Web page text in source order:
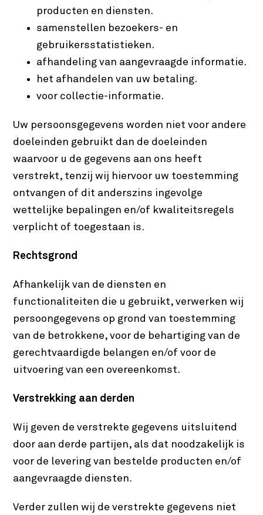
producten en diensten.
samenstellen bezoekers- en
gebruikersstatistieken.
afhandeling van aangevraagde informatie.
het afhandelen van uw betaling.
voor collectie-informatie.
Uw persoonsgegevens worden niet voor andere
doeleinden gebruikt dan de doeleinden
waarvoor u de gegevens aan ons heeft
verstrekt, tenzij wij hiervoor uw toestemming
ontvangen of dit anderszins ingevolge
wettelijke bepalingen en/of kwaliteitsregels
verplicht of toegestaan is.
Rechtsgrond
Afhankelijk van de diensten en
functionaliteiten die u gebruikt, verwerken wij
persoongegevens op grond van toestemming
van de betrokkene, voor de behartiging van de
gerechtvaardigde belangen en/of voor de
uitvoering van een overeenkomst.
Verstrekking aan derden
Wij geven de verstrekte gegevens uitsluitend
door aan derde partijen, als dat noodzakelijk is
voor de levering van bestelde producten en/of
aangevraagde diensten.
Verder zullen wij de verstrekte gegevens niet